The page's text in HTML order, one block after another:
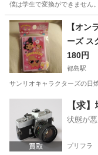
僕は学生で変換ができません
大阪 大阪市 難波駅
【オン
ーズ ス
180円
都島駅
サンリオキャラクターズの日
都島駅
【求
状態が
プリフラ